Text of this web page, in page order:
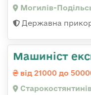
Могилів-
Державна
Машиніст
від 21000 до